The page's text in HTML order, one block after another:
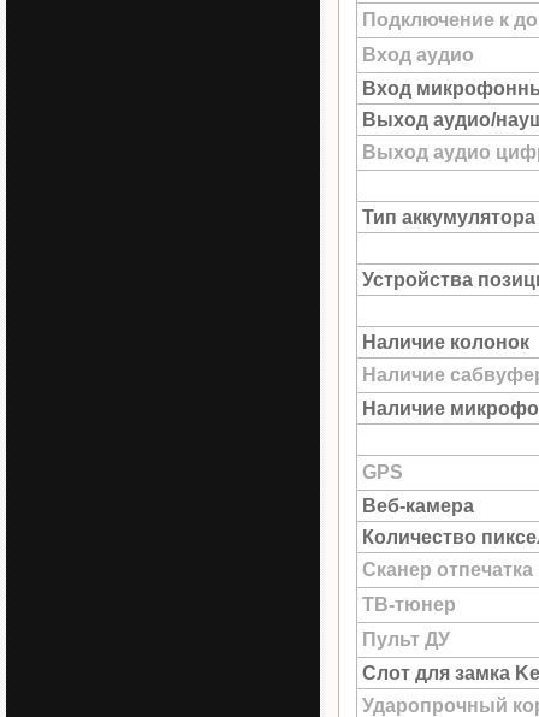
Подключение к
Вход аудио
Вход
Выход аудио/
Выход аудио
Тип аккумулятора
Устройства
Наличие колонок
Наличие
Наличие
GPS
Веб-камера
Количество
Сканер
ТВ-тюнер
Пульт ДУ
Слот для замка
Ударопрочный